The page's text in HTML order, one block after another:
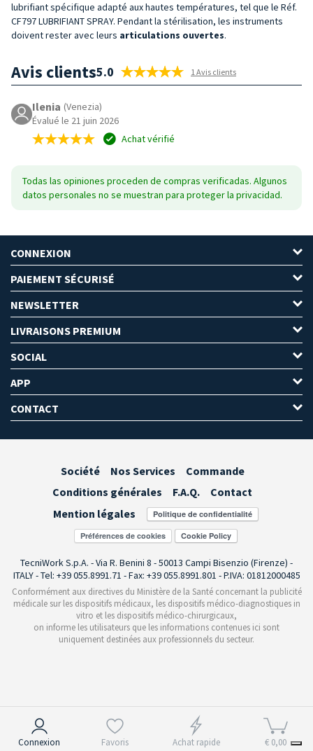
Connexion Favoris Achat rapide € 0,00
lubrifiant spécifique adapté aux hautes températures, tel que le Réf.
CF797 LUBRIFIANT SPRAY. Pendant la stérilisation, les instruments
doivent rester avec leurs articulations ouvertes.
Avis clients5.0 1 Avis clients
Ilenia (Venezia)
Évalué le 21 juin 2026
Achat vérifié
Todas las opiniones proceden de compras verificadas. Algunos
datos personales no se muestran para proteger la privacidad.
CONNEXION
PAIEMENT SÉCURISÉ
NEWSLETTER
LIVRAISONS PREMIUM
SOCIAL
APP
CONTACT
Société Nos Services
Commande
Conditions générales
F.A.Q.
Contact
Mention légales
Préférences de cookies
TecniWork S.p.A. - Via R. Benini 8 - 50013 Campi Bisenzio (Firenze) -
ITALY - Tel: +39 055.8991.71 - Fax: +39 055.8991.801 - P.IVA: 01812000485
Conformément aux directives du Ministère de la Santé concernant la publicité
médicale sur les dispositifs médicaux, les dispositifs médico-diagnostiques in
vitro et les dispositifs médico-chirurgicaux,
on informe les utilisateurs que les informations contenues ici sont
uniquement destinées aux professionnels du secteur.
Notification lors de la collecte